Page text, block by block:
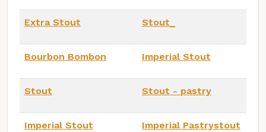
Extra Stout Stout_
Bourbon Bombon Imperial Stout
Stout Stout - pastry
Imperial Stout
Imperial Pastrystout